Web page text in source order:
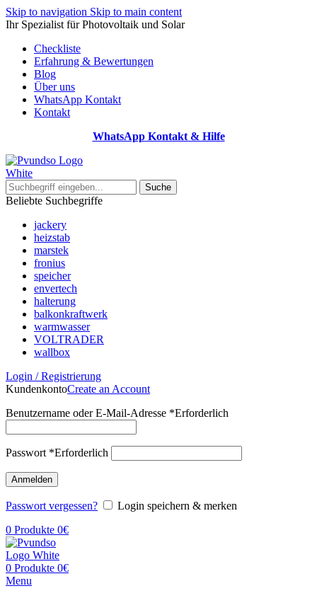
Skip to navigation Skip to main content
Ihr Spezialist für Photovoltaik und Solar
Checkliste
Erfahrung & Bewertungen
Blog
Über uns
WhatsApp Kontakt
Kontakt
WhatsApp Kontakt & Hilfe
Suche
Beliebte Suchbegriffe
jackery
heizstab
marstek
fronius
speicher
envertech
halterung
balkonkraftwerk
warmwasser
VOLTRADER
wallbox
Login / Registrierung
KundenkontoCreate an Account
Benutzername oder E-Mail-Adresse *Erforderlich
Passwort *Erforderlich
Anmelden
Passwort vergessen?
Login speichern & merken
0 Produkte 0€
0 Produkte 0€
Menu